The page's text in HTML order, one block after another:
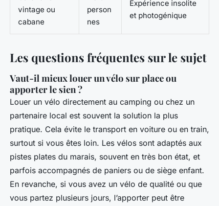
vintage ou
cabane
person
nes
Expérience insolite
et photogénique
Les questions fréquentes sur le sujet
Vaut-il mieux louer un vélo sur place ou
apporter le sien ?
Louer un vélo directement au camping ou chez un
partenaire local est souvent la solution la plus
pratique. Cela évite le transport en voiture ou en train,
surtout si vous êtes loin. Les vélos sont adaptés aux
pistes plates du marais, souvent en très bon état, et
parfois accompagnés de paniers ou de siège enfant.
En revanche, si vous avez un vélo de qualité ou que
vous partez plusieurs jours, l’apporter peut être